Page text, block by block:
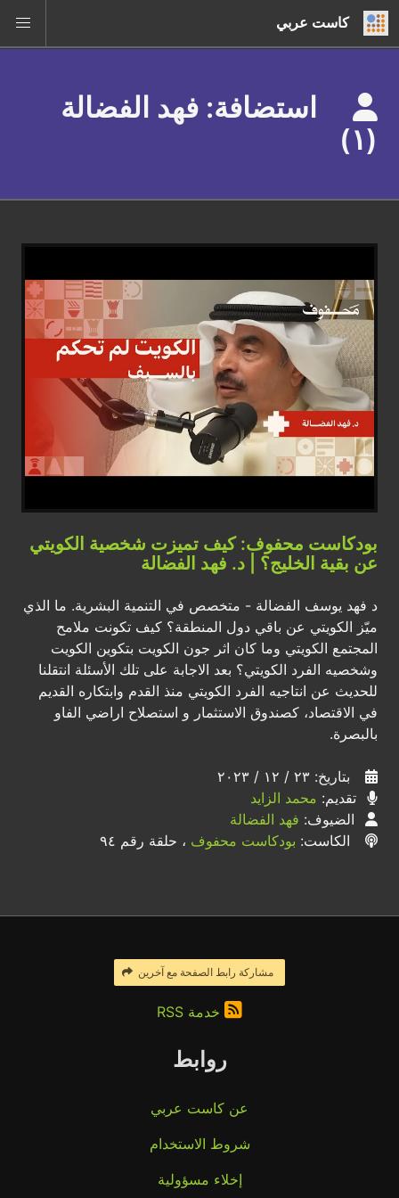
كاست عربي
استضافة: فهد الفضالة
(١)
بودكاست محفوف: كيف تميزت شخصية الكويتي
عن بقية الخليج؟ | د. فهد الفضالة
د فهد يوسف الفضالة - متخصص في التنمية البشرية. ما الذي
ميّز الكويتي عن باقي دول المنطقة؟ كيف تكونت ملامح
المجتمع الكويتي وما كان اثر جون الكويت بتكوين الكويت
وشخصيه الفرد الكويتي؟ بعد الاجابة على تلك الأسئلة انتقلنا
للحديث عن انتاجيه الفرد الكويتي منذ القدم وابتكاره القديم
في الاقتصاد، كصندوق الاستثمار و استصلاح اراضي الفاو
بالبصرة.
بتاريخ: ٢٣ / ١٢ / ٢٠٢٣
تقديم: محمد الزايد
الضيوف: فهد الفضالة
الكاست: بودكاست محفوف ، حلقة رقم ٩٤
مشاركة رابط الصفحة مع آخرين
خدمة RSS
روابط
عن كاست عربي
شروط الاستخدام
إخلاء مسؤولية